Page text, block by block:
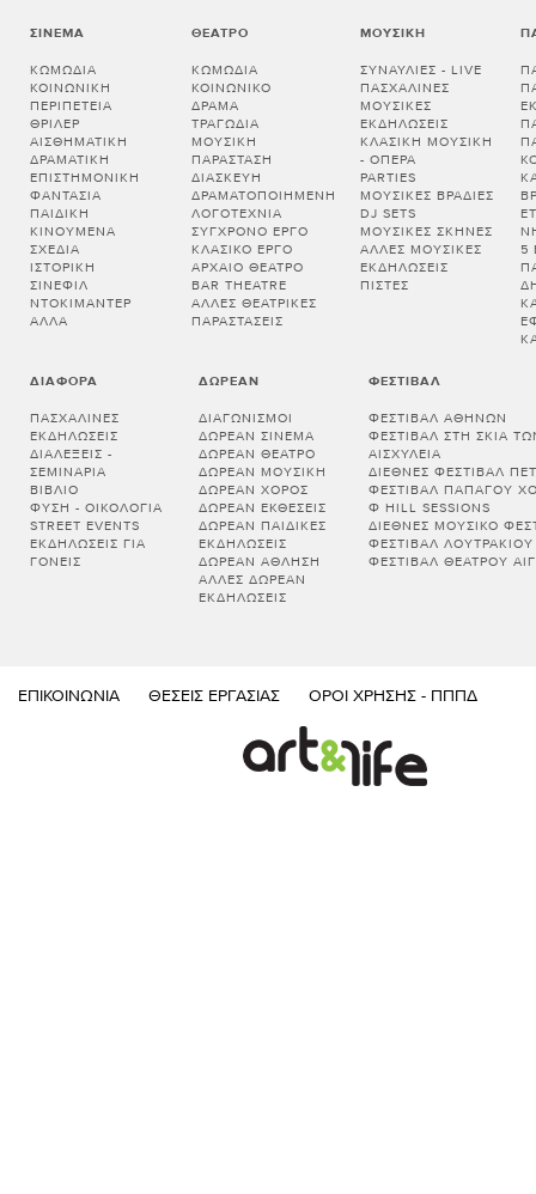
ΣΙΝΕΜΆ
ΚΩΜΩΔΊΑ
ΚΟΙΝΩΝΙΚΉ
ΠΕΡΙΠΈΤΕΙΑ
ΘΡΊΛΕΡ
ΑΙΣΘΗΜΑΤΙΚΉ
ΔΡΑΜΑΤΙΚΉ
ΕΠΙΣΤΗΜΟΝΙΚΉ
ΦΑΝΤΑΣΊΑ
ΠΑΙΔΙΚΉ
ΚΙΝΟΎΜΕΝΑ
ΣΧΈΔΙΑ
ΙΣΤΟΡΙΚΉ
ΣΙΝΕΦΊΛ
ΝΤΟΚΙΜΑΝΤΈΡ
ΆΛΛΑ
ΘΈΑΤΡΟ
ΚΩΜΩΔΊΑ
ΚΟΙΝΩΝΙΚΌ
ΔΡΆΜΑ
ΤΡΑΓΩΔΊΑ
ΜΟΥΣΙΚΉ
ΠΑΡΆΣΤΑΣΗ
ΔΙΑΣΚΕΥΉ
ΔΡΑΜΑΤΟΠΟΙΗΜΈΝΗ
ΛΟΓΟΤΕΧΝΊΑ
ΣΎΓΧΡΟΝΟ ΈΡΓΟ
ΚΛΑΣΙΚΌ ΈΡΓΟ
ΑΡΧΑΊΟ ΘΈΑΤΡΟ
BAR THEATRE
ΆΛΛΕΣ ΘΕΑΤΡΙΚΈΣ
ΠΑΡΑΣΤΆΣΕΙΣ
ΜΟΥΣΙΚΉ
ΣΥΝΑΥΛΊΕΣ - LIVE
ΠΑΣΧΑΛΙΝΈΣ
ΜΟΥΣΙΚΈΣ
ΕΚΔΗΛΏΣΕΙΣ
ΚΛΑΣΙΚΉ ΜΟΥΣΙΚΉ
- ΌΠΕΡΑ
PARTIES
ΜΟΥΣΙΚΈΣ ΒΡΑΔΙΈΣ
DJ SETS
ΜΟΥΣΙΚΈΣ ΣΚΗΝΈΣ
ΆΛΛΕΣ ΜΟΥΣΙΚΈΣ
ΕΚΔΗΛΏΣΕΙΣ
ΠΊΣΤΕΣ
5
ΔΙΆΦΟΡΑ
ΠΑΣΧΑΛΙΝΈΣ
ΕΚΔΗΛΏΣΕΙΣ
ΔΙΑΛΕΞΕΙΣ -
ΣΕΜΙΝΑΡΙΑ
ΒΙΒΛΊΟ
ΦΎΣΗ - ΟΙΚΟΛΟΓΊΑ
STREET EVENTS
ΕΚΔΗΛΏΣΕΙΣ ΓΙΑ
ΓΟΝΕΊΣ
ΔΩΡΕΆΝ
ΔΙΑΓΩΝΙΣΜΟΊ
ΔΩΡΕΆΝ ΣΙΝΕΜΆ
ΔΩΡΕΆΝ ΘΈΑΤΡΟ
ΔΩΡΕΆΝ ΜΟΥΣΙΚΉ
ΔΩΡΕΆΝ ΧΟΡΌΣ
ΔΩΡΕΆΝ ΕΚΘΈΣΕΙΣ
ΔΩΡΕΆΝ ΠΑΙΔΙΚΈΣ
ΕΚΔΗΛΏΣΕΙΣ
ΔΩΡΕΆΝ ΆΘΛΗΣΗ
ΆΛΛΕΣ ΔΩΡΕΆΝ
ΕΚΔΗΛΏΣΕΙΣ
ΦΕΣΤΙΒΆΛ
ΦΕΣΤΙΒΆΛ ΑΘΗΝΏΝ
ΦΕΣΤΙΒΆΛ ΣΤΗ ΣΚΙΆ
ΑΙΣΧΎΛΕΙΑ
ΔΙΕΘΝΈΣ ΦΕΣΤΙΒΆΛ
ΦΕΣΤΙΒΆΛ ΠΑΠΆΓΟΥ
Φ HILL SESSIONS
ΔΙΕΘΝΈΣ ΜΟΥΣΙΚΌ
ΦΕΣΤΙΒΆΛ ΛΟΥΤΡΑΚΊΟΥ
ΦΕΣΤΙΒΆΛ ΘΕΆΤΡΟΥ
ΕΠΙΚΟΙΝΩΝΊΑ ΘΈΣΕΙΣ ΕΡΓΑΣΊΑΣ ΌΡΟΙ ΧΡΉΣΗΣ - ΠΠΠΔ